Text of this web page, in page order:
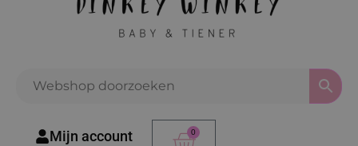
Mijn account 0